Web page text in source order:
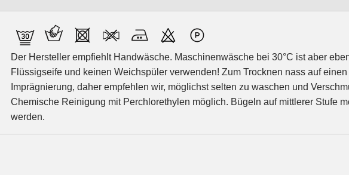
Der Hersteller empfiehlt Handwäsche. Maschinenwäsche bei 30°C ist aber
Flüssigseife und keinen Weichspüler verwenden! Zum Trocknen nass auf
Imprägnierung, daher empfehlen wir, möglichst selten zu waschen und
Chemische Reinigung mit Perchlorethylen möglich. Bügeln auf mittlerer Stufe
werden.